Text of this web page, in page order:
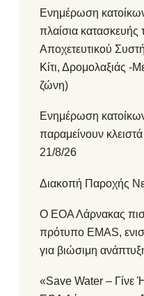
Ενημέρωση
πλαίσια κατασκευής
Αποχετευτικού
Κίτι, Δρομολαξιάς -
ζώνη)
Ενημέρωση
παραμείνουν
21/8/26
Διακοπή Παροχής
Ο ΕΟΑ Λάρνακας
πρότυπο EMAS,
για βιώσιμη
«Save Water –